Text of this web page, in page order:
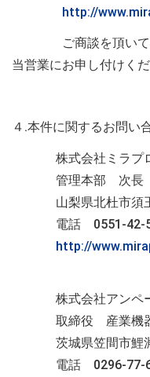
http://
ご商談を頂いてい
当営業にお申し付けくだ
４.本件に関するお問い
株式会社ミラプ
管理本部 次長
山梨県北杜市須玉
電話 0551-42-
http://
株式会社アンペ
取締役 産業機器
茨城県笠間市鯉
電話 0296-77-